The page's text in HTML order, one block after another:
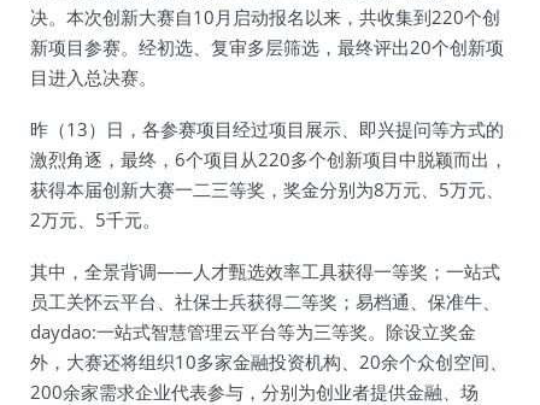
决。本次创新大赛自10月启动报名以来，共收集到220个创
新项目参赛。经初选、复审多层筛选，最终评出20个创新项
目进入总决赛。
昨（13）日，各参赛项目经过项目展示、即兴提问等方式的
激烈角逐，最终，6个项目从220多个创新项目中脱颖而出，
获得本届创新大赛一二三等奖，奖金分别为8万元、5万元、
2万元、5千元。
其中，全景背调——人才甄选效率工具获得一等奖；一站式
员工关怀云平台、社保士兵获得二等奖；易档通、保准牛、
daydao:一站式智慧管理云平台等为三等奖。除设立奖金
外，大赛还将组织10多家金融投资机构、20余个众创空间、
200余家需求企业代表参与，分别为创业者提供金融、场